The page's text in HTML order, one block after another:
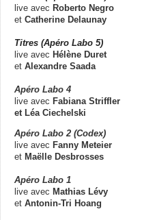
live avec Roberto Negro
et Catherine Delaunay
Titres (Apéro Labo 5)
live avec Hélène Duret
et Alexandre Saada
Apéro Labo 4
live avec Fabiana Striffler
et Léa Ciechelski
Apéro Labo 2 (Codex)
live avec Fanny Meteier
et Maëlle Desbrosses
Apéro Labo 1
live avec Mathias Lévy
et Antonin-Tri Hoang